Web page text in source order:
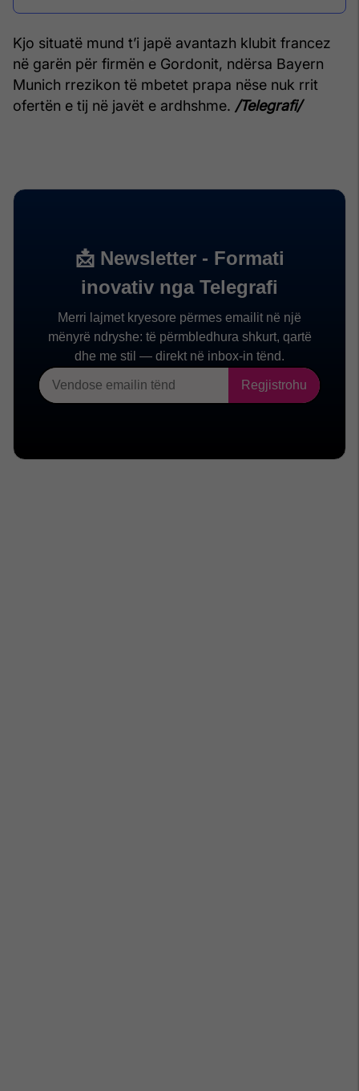
Kjo situatë mund t’i japë avantazh klubit francez
në garën për firmën e Gordonit, ndërsa Bayern
Munich rrezikon të mbetet prapa nëse nuk rrit
ofertën e tij në javët e ardhshme. /Telegrafi/